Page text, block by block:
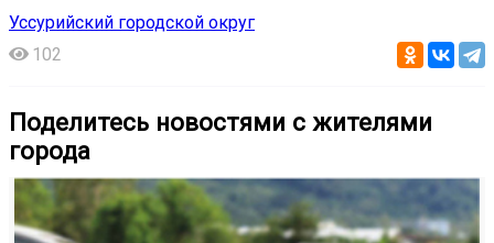
Уссурийский городской округ
102
Поделитесь новостями с жителями
города